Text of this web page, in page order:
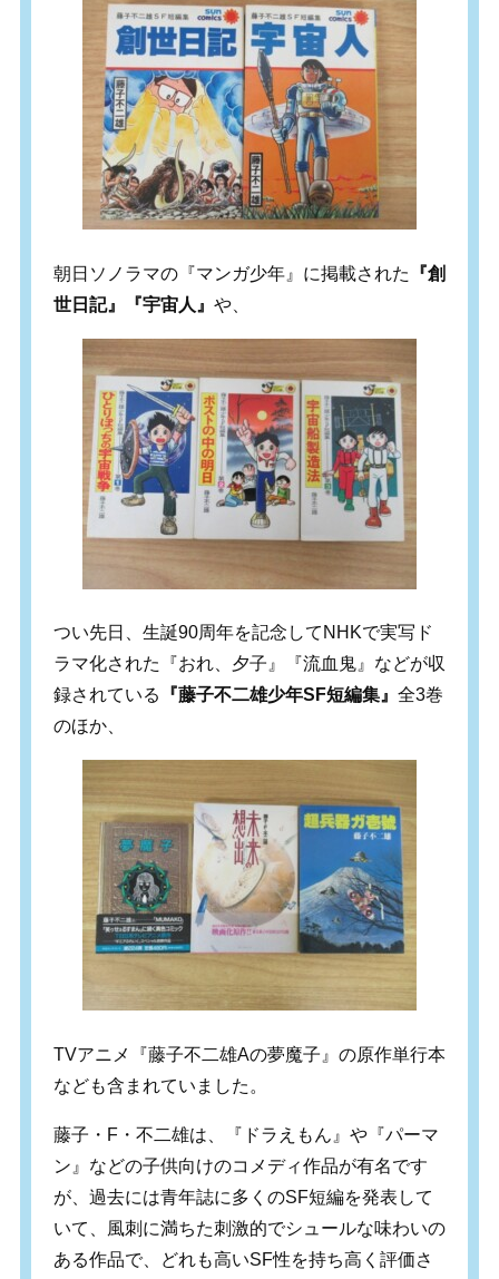
朝日ソノラマの『マンガ少年』に掲載された
『創
世日記』『宇宙人』 や、
つい先日、生誕90周年を記念してNHKで実写ド
ラマ化された『おれ、夕子』『流血鬼』などが収
録されている
『藤子不二雄少年SF短編集』 全3巻
のほか、
TVアニメ『藤子不二雄Aの夢魔子』の原作単行本
なども含まれていました。
藤子・F・不二雄は、『ドラえもん』や『パーマ
ン』などの子供向けのコメディ作品が有名です
が、過去には青年誌に多くのSF短編を発表して
いて、風刺に満ちた刺激的でシュールな味わいの
ある作品で、どれも高いSF性を持ち高く評価さ